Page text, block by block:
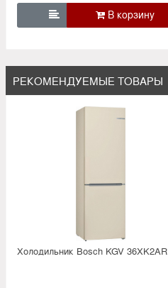

РЕКОМЕНДУЕМЫЕ ТОВАРЫ
Холодильник Bosсh KGV 36XK2AR